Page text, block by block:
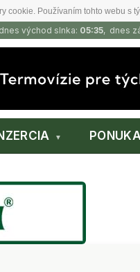
cookie. Používaním tohto webu s
východ slnka: 05:35, dnes